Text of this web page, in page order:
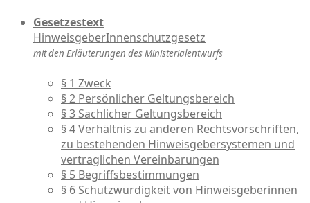
Gesetzestext
HinweisgeberInnenschutzgesetz
mit den Erläuterungen des Ministerialentwurfs
§ 1 Zweck
§ 2 Persönlicher Geltungsbereich
§ 3 Sachlicher Geltungsbereich
§ 4 Verhältnis zu anderen Rechtsvorschriften,
zu bestehenden Hinweisgebersystemen und
vertraglichen Vereinbarungen
§ 5 Begriffsbestimmungen
§ 6 Schutzwürdigkeit von Hinweisgeberinnen